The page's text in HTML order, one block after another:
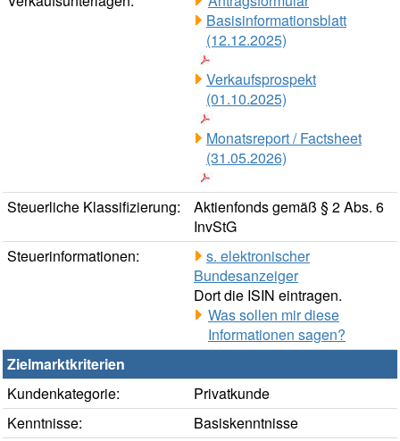
Basisinformationsblatt
(12.12.2025)
Verkaufsprospekt
(01.10.2025)
Monatsreport / Factsheet
(31.05.2026)
Steuerliche Klassifizierung:
Aktienfonds gemäß § 2 Abs. 6
InvStG
Steuerinformationen:
s. elektronischer
Bundesanzeiger
Dort die ISIN eintragen.
Was sollen mir diese
Informationen sagen?
Zielmarktkriterien
Kundenkategorie:
Privatkunde
Kenntnisse:
Basiskenntnisse